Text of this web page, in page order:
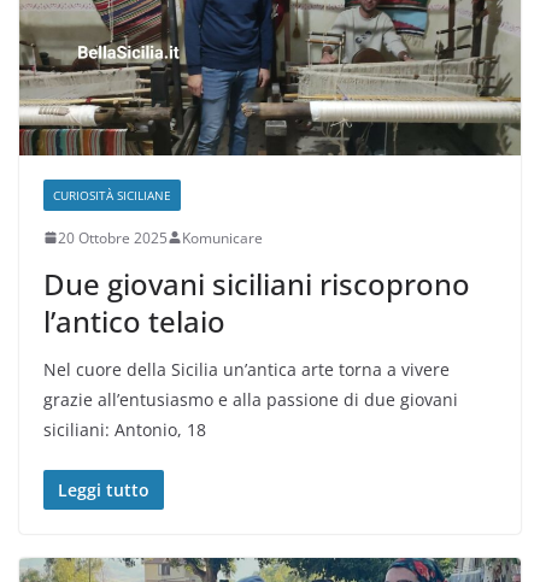
CURIOSITÀ SICILIANE
20 Ottobre 2025 Komunicare
Due giovani siciliani riscoprono
l’antico telaio
Nel cuore della Sicilia un’antica arte torna a vivere
grazie all’entusiasmo e alla passione di due giovani
siciliani: Antonio, 18
Leggi tutto